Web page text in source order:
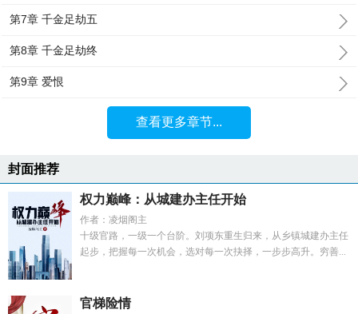
第7章 千金足劫五
第8章 千金足劫终
第9章 爱恨
查看更多章节...
封面推荐
权力巅峰：从城建办主任开始
作者：凌烟阁主
十级官路，一级一个台阶。刘项东重生归来，从乡镇城建办主任
起步，把握每一次机会，选对每一次抉择，一步步高升。穷善...
官梯险情